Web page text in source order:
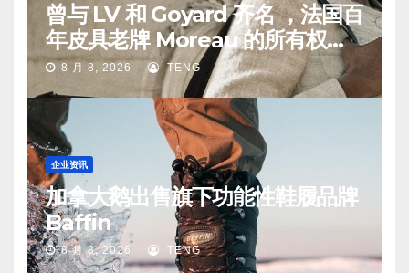
曾与 LV 和 Goyard 齐名 ，法国百
年皮具老牌 Moreau 的所有权易
手8 月 8, 2026 TENG
企业资讯
加拿大鹅出售旗下功能性鞋履品牌
Baffin
8 月 8, 2026 TENG